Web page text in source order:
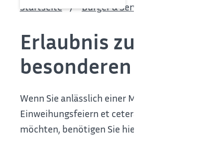
Startseite Bürger & Service
Erlaubnis zum
besonderen Anlässen
Wenn Sie anlässlich einer Messe oder
Einweihungsfeiern et cetera .) oder im Rahmen
möchten, benötigen Sie hierfür eine Erlaubnis